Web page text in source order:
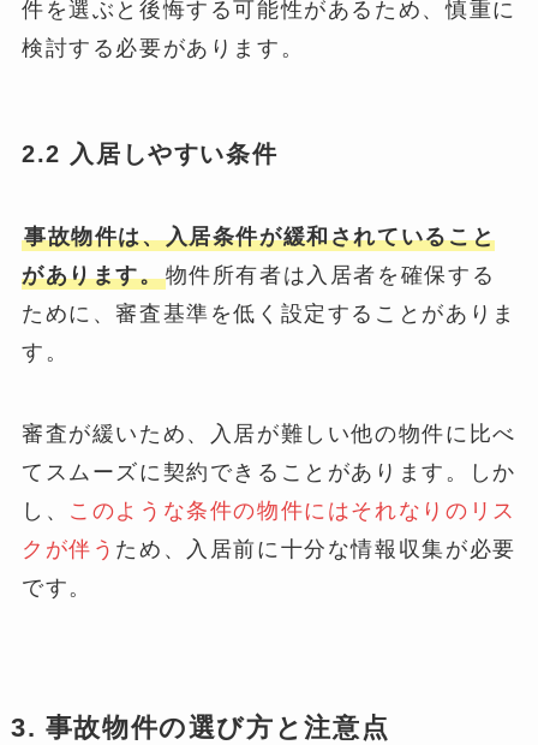
件を選ぶと後悔する可能性があるため、慎重に
検討する必要があります。
2.2 入居しやすい条件
事故物件は、入居条件が緩和されていること
があります。物件所有者は入居者を確保する
ために、審査基準を低く設定することがありま
す。
審査が緩いため、入居が難しい他の物件に比べ
てスムーズに契約できることがあります。しか
し、 このような条件の物件にはそれなりのリス
クが伴う ため、入居前に十分な情報収集が必要
です。
3. 事故物件の選び方と注意点